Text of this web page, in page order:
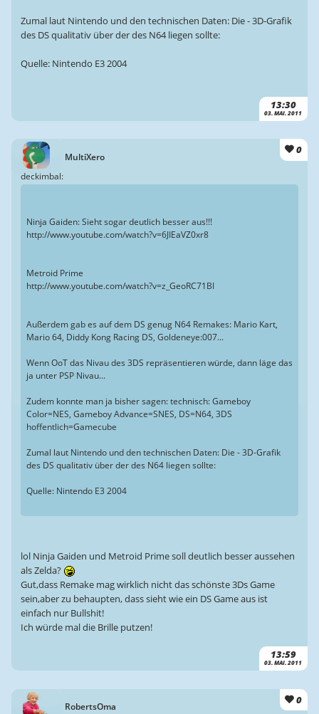
13:30
03. MAI. 2011
Zumal laut Nintendo und den technischen Daten: Die - 3D-Grafik
des DS qualitativ über der des N64 liegen sollte:
Quelle: Nintendo E3 2004
MultiXero
0
13:59
03. MAI. 2011
deckimbal:
Ninja Gaiden: Sieht sogar deutlich besser aus!!!
http://www.youtube.com/watch?v=6JIEaVZ0xr8
Metroid Prime
http://www.youtube.com/watch?v=z_GeoRC71BI
Außerdem gab es auf dem DS genug N64 Remakes: Mario Kart,
Mario 64, Diddy Kong Racing DS, Goldeneye:007...
Wenn OoT das Nivau des 3DS repräsentieren würde, dann läge das
ja unter PSP Nivau...
Zudem konnte man ja bisher sagen: technisch: Gameboy
Color=NES, Gameboy Advance=SNES, DS=N64, 3DS
hoffentlich=Gamecube
Zumal laut Nintendo und den technischen Daten: Die - 3D-Grafik
des DS qualitativ über der des N64 liegen sollte:
Quelle: Nintendo E3 2004
lol Ninja Gaiden und Metroid Prime soll deutlich besser aussehen
als Zelda?
Gut,dass Remake mag wirklich nicht das schönste 3Ds Game
sein,aber zu behaupten, dass sieht wie ein DS Game aus ist
einfach nur Bullshit!
Ich würde mal die Brille putzen!
RobertsOma
0